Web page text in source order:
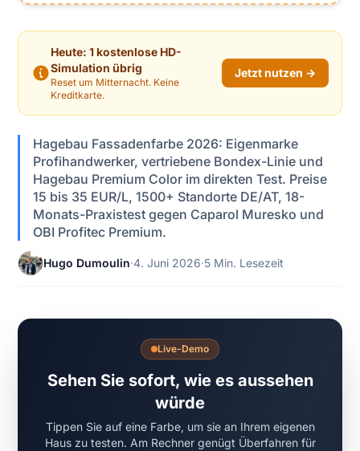
Heute: 1 kostenlose HD-
Simulation übrig
Reset um Mitternacht. Keine
Kreditkarte.
Jetzt nutzen →
Hagebau Fassadenfarbe 2026: Eigenmarke
Profihandwerker, vertriebene Bondex-Linie und
Hagebau Premium Color im direkten Test. Preise
15 bis 35 EUR/L, 1500+ Standorte DE/AT, 18-
Monats-Praxistest gegen Caparol Muresko und
OBI Profitec Premium.
Hugo Dumoulin·4. Juni 2026·5 Min. Lesezeit
Live-Demo
Sehen Sie sofort, wie es aussehen
würde
Tippen Sie auf eine Farbe, um sie an Ihrem eigenen
Haus zu testen. Am Rechner genügt Überfahren für